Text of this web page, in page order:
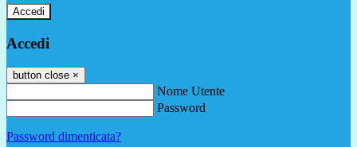
Accedi
Accedi
button close ×
Nome Utente
Password
Password dimenticata?